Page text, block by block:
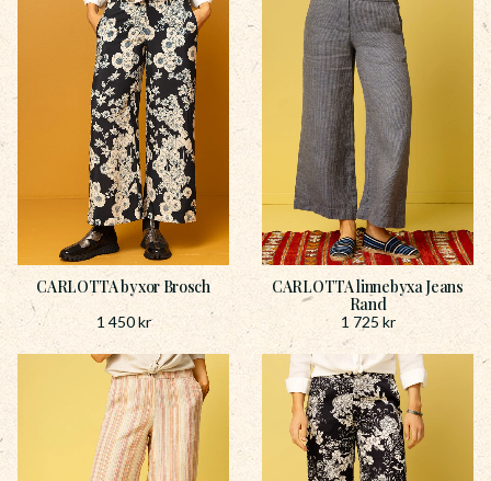
CARLOTTA byxor Brosch
1 450kr
CARLOTTA linnebyxa Jeans
Rand
1 725 kr